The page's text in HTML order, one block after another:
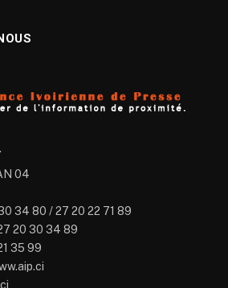
04
34 80 / 27 20 22 71 89
20 30 34 89
35 99